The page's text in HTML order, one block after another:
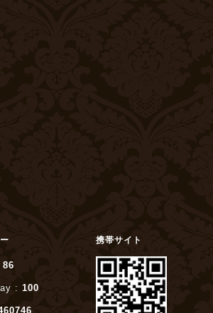
86
: 100
携帯サイト